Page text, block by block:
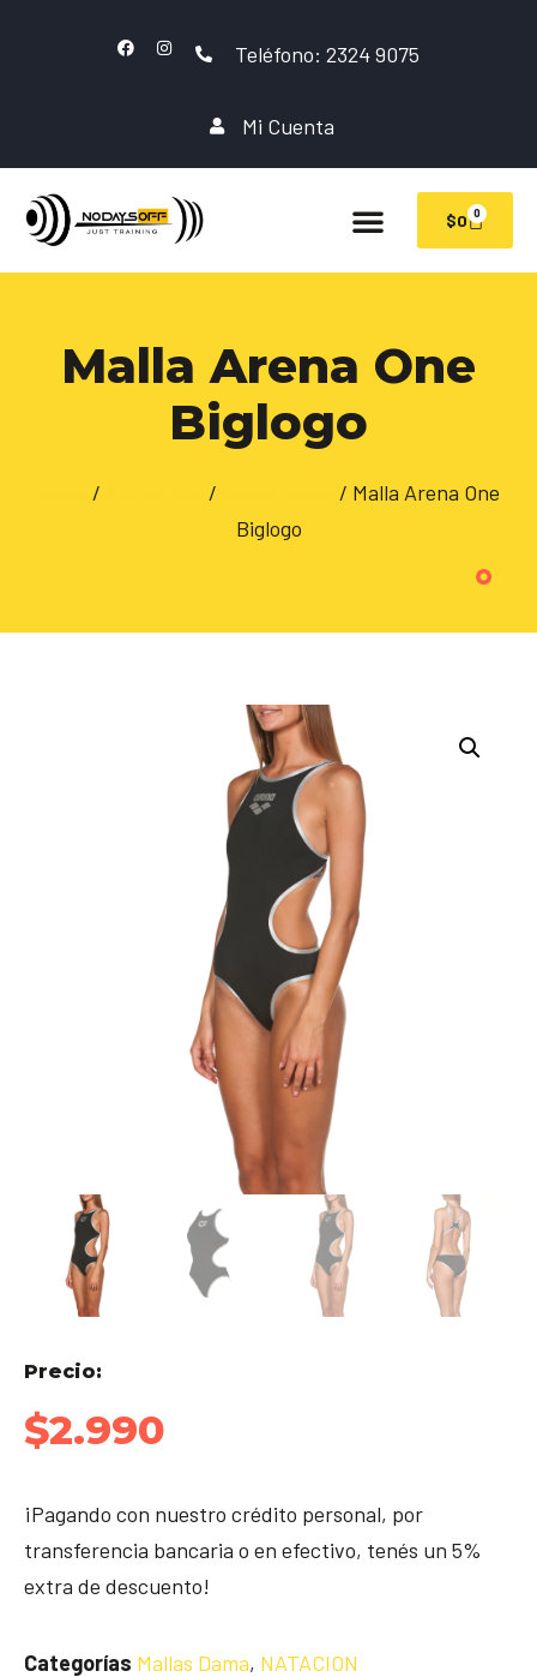
Teléfono: 2324 9075
Mi Cuenta
$0 0
Malla Arena One
Biglogo
/ /
/ Malla Arena One
Biglogo
Precio:
$2.990
¡Pagando con nuestro crédito personal, por
transferencia bancaria o en efectivo, tenés un 5%
extra de descuento!
Categorías Mallas Dama, NATACION